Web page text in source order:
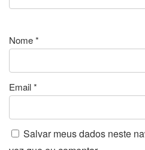
Nome*
Email*
Salvar meus dados neste